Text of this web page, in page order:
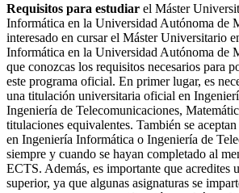
Requisitos para estudiar el Máster
Informática en la Universidad Autónoma de
interesado en cursar el Máster Universitario
Informática en la Universidad Autónoma de
que conozcas los requisitos necesarios para
este programa oficial. En primer lugar, es
una titulación universitaria oficial en
Ingeniería de Telecomunicaciones,
titulaciones equivalentes. También se
en Ingeniería Informática o Ingeniería de
siempre y cuando se hayan completado al
ECTS. Además, es importante que acredites
superior, ya que algunas asignaturas se